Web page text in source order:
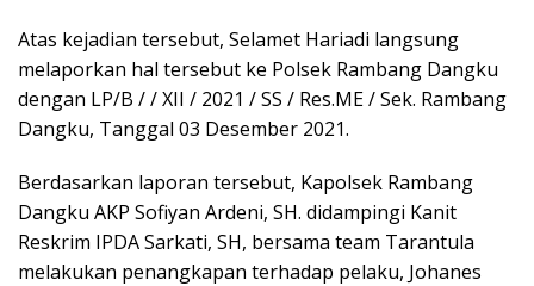
Atas kejadian tersebut, Selamet Hariadi langsung
melaporkan hal tersebut ke Polsek Rambang Dangku
dengan LP/B / / XII / 2021 / SS / Res.ME / Sek. Rambang
Dangku, Tanggal 03 Desember 2021.
Berdasarkan laporan tersebut, Kapolsek Rambang
Dangku AKP Sofiyan Ardeni, SH. didampingi Kanit
Reskrim IPDA Sarkati, SH, bersama team Tarantula
melakukan penangkapan terhadap pelaku, Johanes